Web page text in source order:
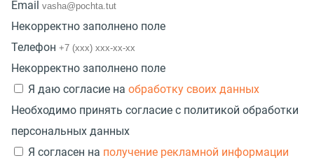
Email
Некорректно заполнено поле
Телефон
Некорректно заполнено поле
Я даю согласие на обработку своих данных
Необходимо принять согласие с политикой обработки
персональных данных
Я согласен на получение рекламной информации